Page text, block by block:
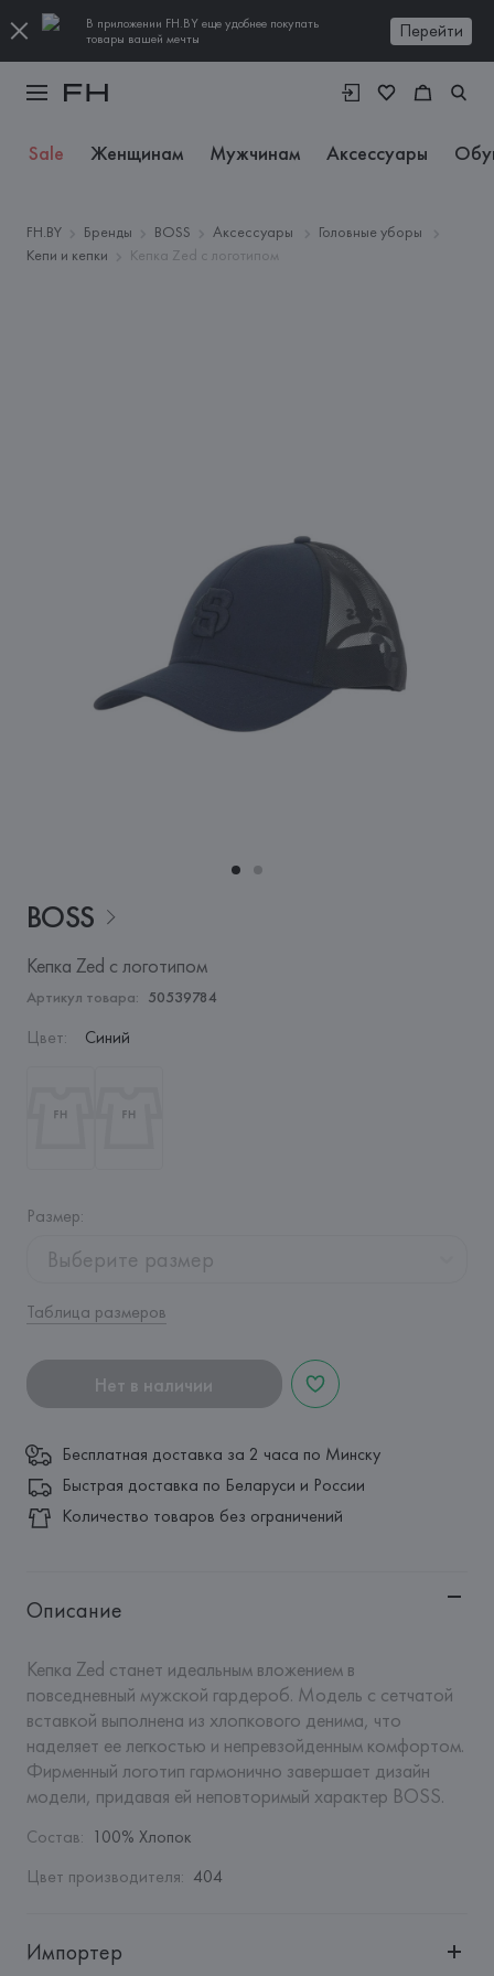
В приложении FH.BY еще удобнее покупать
товары вашей мечты
Перейти
Sale Женщинам Мужчинам Аксессуары
FH.BY Бренды BOSS Аксессуары
Головные уборы
Кепи и кепки
Кепка Zed с логотипом
BOSS
Кепка Zed с логотипом
Артикул товара: 50539784
Цвет: Синий
Размер:
Выберите размер
Таблица размеров
Нет в наличии
Бесплатная доставка за 2 часа по Минску
Быстрая доставка по Беларуси и России
Количество товаров без ограничений
Описание
Кепка Zed станет идеальным вложением в
повседневный мужской гардероб. Модель с сетчатой
вставкой выполнена из хлопкового денима, что
наделяет ее легкостью и непревзойденным комфортом.
Фирменный логотип гармонично завершает дизайн
модели, придавая ей неповторимый характер BOSS.
Состав: 100% Хлопок
Цвет производителя: 404
Импортер